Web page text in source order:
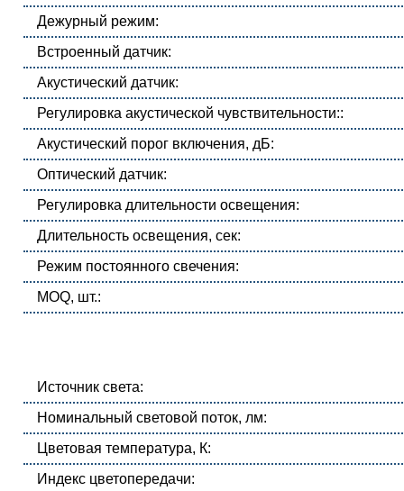
Дежурный режим:
Встроенный датчик:
Акустический датчик:
Регулировка акустической чувствительности::
Акустический порог включения, дБ:
Оптический датчик:
Регулировка длительности освещения:
Длительность освещения, сек:
Режим постоянного свечения:
MOQ, шт.:
Источник света:
Номинальный световой поток, лм:
Цветовая температура, К:
Индекс цветопередачи: